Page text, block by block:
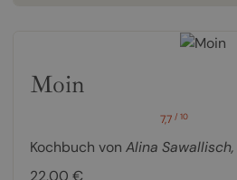
Moin
7,7/ 10
Kochbuch von Alina Sawallisch,